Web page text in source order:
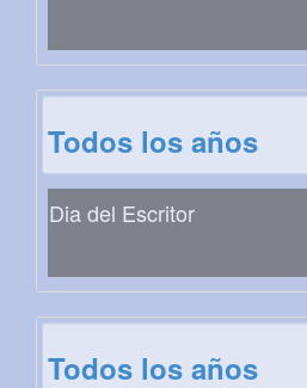
Todos los años
Dia del Escritor
Todos los años